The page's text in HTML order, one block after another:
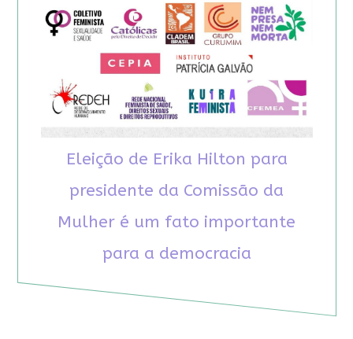
Eleição de Erika Hilton para
presidente da Comissão da
Mulher é um fato importante
para a democracia